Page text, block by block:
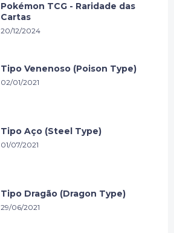
Pokémon TCG - Raridade das
Cartas
20/12/2024
Tipo Venenoso (Poison Type)
02/01/2021
Tipo Aço (Steel Type)
01/07/2021
Tipo Dragão (Dragon Type)
29/06/2021